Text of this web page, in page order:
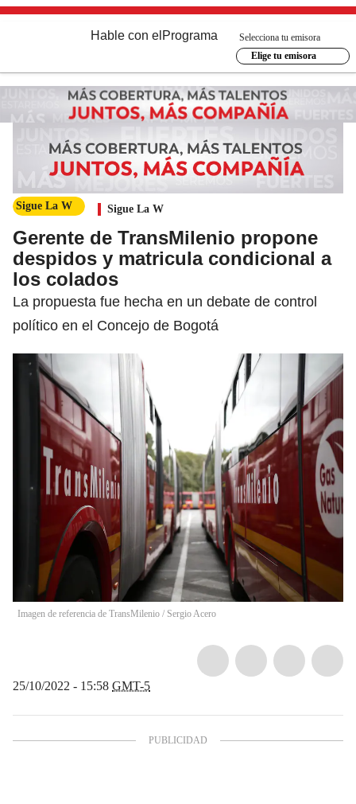
Hable con el Programa
Selecciona tu emisora
Elige tu emisora
Sigue La W Sigue La W
Gerente de TransMilenio propone
despidos y matricula condicional a
los colados
La propuesta fue hecha en un debate de control
político en el Concejo de Bogotá
Imagen de referencia de TransMilenio / Sergio Acero
25/10/2022 - 15:58 GMT-5